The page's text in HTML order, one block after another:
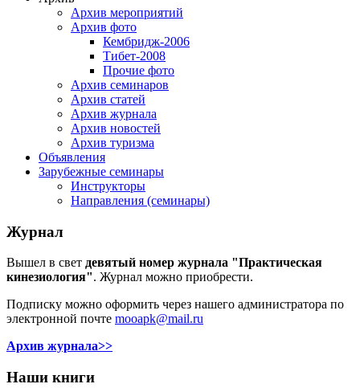
Архив мероприятий
Архив фото
Кембридж-2006
Тибет-2008
Прочие фото
Архив семинаров
Архив статей
Архив журнала
Архив новостей
Архив туризма
Объявления
Зарубежные семинары
Инструкторы
Направления (семинары)
Журнал
Вышел в свет девятый номер журнала "Практическая
кинезиология". Журнал можно приобрести.
Подписку можно оформить через нашего администратора по
электронной почте mooapk@mail.ru
Архив журнала>>
Наши книги